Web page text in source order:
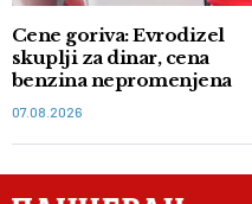
Cene goriva: Evrodizel
skuplji za dinar, cena
benzina nepromenjena
07.08.2026